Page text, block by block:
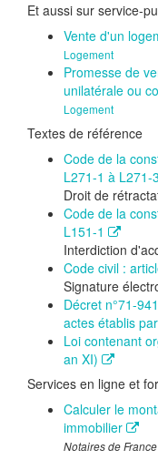
Et aussi sur service-
Vente d'un
Logement
Promesse de
unilatérale ou
Logement
Textes de référence
Code de la
L271-1 à L271-3
Droit de
Code de la
L151-1
Interdiction
Code civil :
Signature
Décret n°71-
actes établis
Loi contenant
an XI)
Services en ligne et
Calculer le
immobilier
Notaires de France